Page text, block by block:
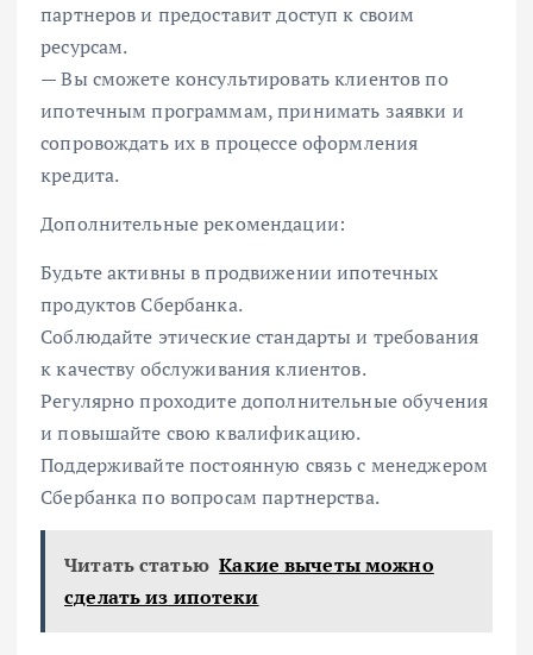
партнеров и предоставит доступ к своим
ресурсам.
— Вы сможете консультировать клиентов по
ипотечным программам, принимать заявки и
сопровождать их в процессе оформления
кредита.
Дополнительные рекомендации:
Будьте активны в продвижении ипотечных
продуктов Сбербанка.
Соблюдайте этические стандарты и требования
к качеству обслуживания клиентов.
Регулярно проходите дополнительные обучения
и повышайте свою квалификацию.
Поддерживайте постоянную связь с менеджером
Сбербанка по вопросам партнерства.
Читать статью Какие вычеты можно
сделать из ипотеки